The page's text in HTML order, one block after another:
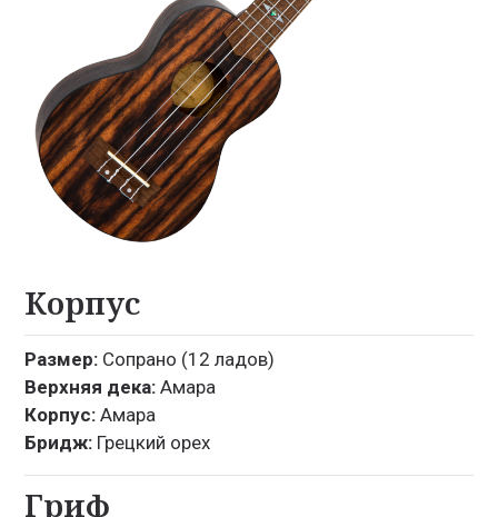
Корпус
Размер: Сопрано (12 ладов)
Верхняя дека: Амара
Корпус: Амара
Бридж: Грецкий орех
Гриф